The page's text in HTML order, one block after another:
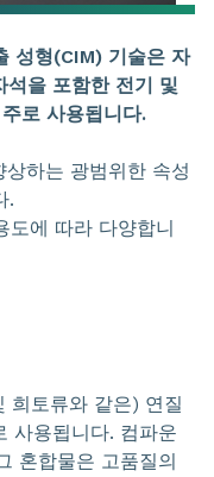
성형(CIM) 기술은 자
석을 포함한 전기 및
로 사용됩니다.
하는 광범위한 속성
.
에 따라 다양합니
희토류와 같은) 연질
사용됩니다. 컴파운
혼합물은 고품질의